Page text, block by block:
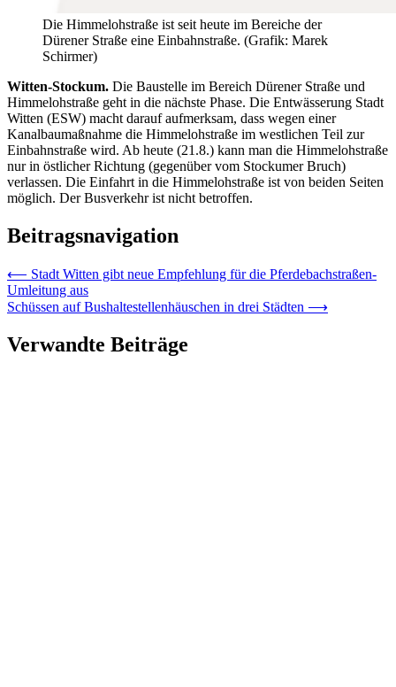
Die Himmelohstraße ist seit heute im Bereiche der
Dürener Straße eine Einbahnstraße. (Grafik: Marek
Schirmer)
Witten-Stockum. Die Baustelle im Bereich Dürener Straße und
Himmelohstraße geht in die nächste Phase. Die Entwässerung Stadt
Witten (ESW) macht darauf aufmerksam, dass wegen einer
Kanalbaumaßnahme die Himmelohstraße im westlichen Teil zur
Einbahnstraße wird. Ab heute (21.8.) kann man die Himmelohstraße
nur in östlicher Richtung (gegenüber vom Stockumer Bruch)
verlassen. Die Einfahrt in die Himmelohstraße ist von beiden Seiten
möglich. Der Busverkehr ist nicht betroffen.
Beitragsnavigation
⟵ Stadt Witten gibt neue Empfehlung für die Pferdebachstraßen-
Umleitung aus
Schüssen auf Bushaltestellenhäuschen in drei Städten ⟶
Verwandte Beiträge